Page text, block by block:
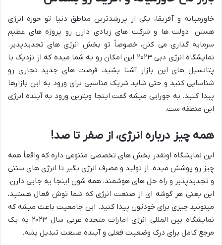
خاورمیانه و آفریقا، یکی از پررشدترین مناطق دنیا تو حوزه انرژی
هستن. دولت ها و شرکت های زیادی دارن رو پروژه های عظیم
سرمایه گذاری می کنن، خصوصاً تو بخش انرژی های تجدیدپذیر.
نمایشگاه انرژی دبی ۲۰۲۳ این امکان رو به شما میده که از نزدیک با
پتانسیل های این بازار آشنا بشید، فرصت های جدید تجاری رو
شناسایی کنید و حتی شاید شریک مناسبی برای ورود به این بازارها
پیدا کنید. یه جورایی میشه گفت اینجا ویترین ورود به آینده انرژی
این منطقه ست.
همه چیز درباره انرژی، از صفر تا صد!
این نمایشگاه اونقدر بخش های تخصصی متنوعی داره که واقعاً همه
چیز رو پوشش میده. از تولید و مصرف انرژی بگیر تا انرژی های سنتی
و تجدیدپذیر و راه حل های هوشمند، همه شون اینجا یه جایی دارن.
این یعنی هر گوشه ای از صنعت انرژی که شما توش فعال هستید،
میتونید چیزی برای خودتون پیدا کنید. این جامعیت باعث میشه که
نمایشگاه بین المللی انرژی امارات متحده عربی سال ۲۰۲۳ به یک
مرجع کامل برای درک وضعیت فعلی و آینده صنعت تبدیل بشه.